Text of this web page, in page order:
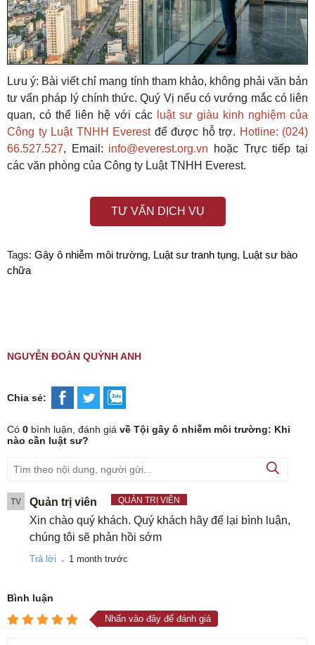
Lưu ý: Bài viết chỉ mang tính tham khảo, không phải văn bản
tư vấn pháp lý chính thức. Quý Vị nếu có vướng mắc có liên
quan, có thể liên hệ với các
luật sư giàu kinh nghiệm của
Công ty Luật TNHH Everestđể được hỗ trợ. Hotline: (024)
66.527.527, Email: info@everest.org.vn hoặc Trực tiếp tại
các văn phòng của Công ty Luật TNHH Everest.
TƯ VẤN DỊCH VỤ
Tags: Gây ô nhiễm môi trường, Luật sư tranh tụng, Luật sư bào
chữa
NGUYỄN ĐOÀN QUỲNH ANH
Chia sẻ:
Có 0 bình luận, đánh giá về Tội gây ô nhiễm môi trường: Khi
nào cần luật sư?
TV Quản trị viên QUẢN TRỊ VIÊN
Xin chào quý khách. Quý khách hãy để lại bình luận,
chúng tôi sẽ phản hồi sớm
Trả lời . 1 month trước
Bình luận
Nhấn vào đây để đánh giá